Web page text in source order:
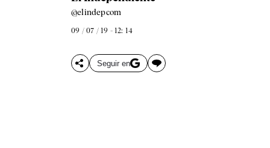
@elindepcom
09 / 07 / 19 - 12: 14
Seguir en